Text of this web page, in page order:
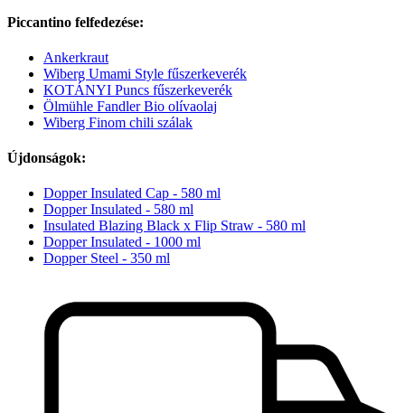
Piccantino felfedezése:
Ankerkraut
Wiberg Umami Style fűszerkeverék
KOTÁNYI Puncs fűszerkeverék
Ölmühle Fandler Bio olívaolaj
Wiberg Finom chili szálak
Újdonságok:
Dopper Insulated Cap - 580 ml
Dopper Insulated - 580 ml
Insulated Blazing Black x Flip Straw - 580 ml
Dopper Insulated - 1000 ml
Dopper Steel - 350 ml